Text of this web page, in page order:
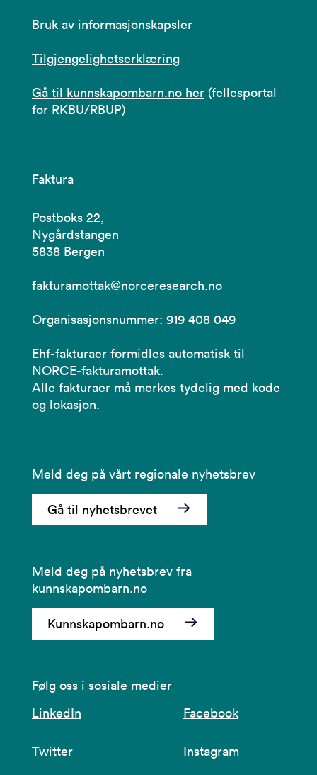
Bruk av informasjonskapsler
Tilgjengelighetserklæring
Gå til kunnskapombarn.no her (fellesportal
for RKBU/RBUP)
Faktura
Postboks 22,
Nygårdstangen
5838 Bergen
fakturamottak@norceresearch.no
Organisasjonsnummer: 919 408 049
Ehf-fakturaer formidles automatisk til
NORCE-fakturamottak.
Alle fakturaer må merkes tydelig med kode
og lokasjon.
Meld deg på vårt regionale nyhetsbrev
Gå til nyhetsbrevet
Meld deg på nyhetsbrev fra
kunnskapombarn.no
Kunnskapombarn.no
Følg oss i sosiale medier
LinkedIn
Facebook
Twitter Instagram